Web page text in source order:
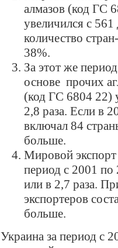
алмазов (код ГС
увеличился с
количество
38%.
За этот же
основе прочих
(код ГС 6804 22)
2,8 раза. Если в
включал 84
больше.
Мировой
период с 2001 по
или в 2,7 раза.
экспортеров
больше.
Украина за период с